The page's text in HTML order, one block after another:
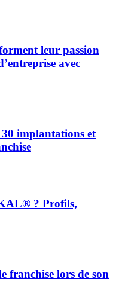
leur passion
avec
implantations et
? Profils,
franchise lors de son